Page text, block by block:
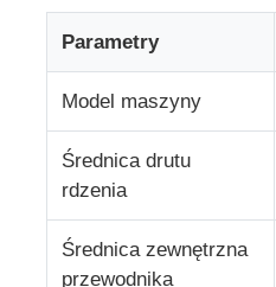
Maszyna pancerna
Maszyna do pakowania
Pojedyncza maszyna Twist
maszyna kablowa
Parametry
Model maszyny
Średnica drutu
rdzenia
Średnica zewnętrzna
przewodnika